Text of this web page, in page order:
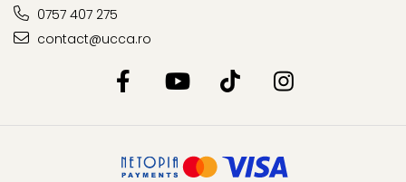
0757 407 275
contact@ucca.ro